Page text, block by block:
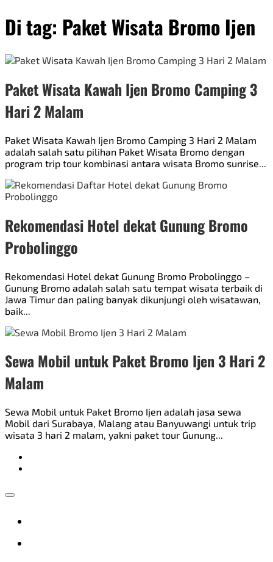
Di tag: Paket Wisata Bromo Ijen
Paket Wisata Kawah Ijen Bromo Camping 3
Hari 2 Malam
Paket Wisata Kawah Ijen Bromo Camping 3 Hari 2 Malam
adalah salah satu pilihan Paket Wisata Bromo dengan
program trip tour kombinasi antara wisata Bromo sunrise...
Rekomendasi Hotel dekat Gunung Bromo
Probolinggo
Rekomendasi Hotel dekat Gunung Bromo Probolinggo –
Gunung Bromo adalah salah satu tempat wisata terbaik di
Jawa Timur dan paling banyak dikunjungi oleh wisatawan,
baik...
Sewa Mobil untuk Paket Bromo Ijen 3 Hari 2
Malam
Sewa Mobil untuk Paket Bromo Ijen adalah jasa sewa
Mobil dari Surabaya, Malang atau Banyuwangi untuk trip
wisata 3 hari 2 malam, yakni paket tour Gunung...